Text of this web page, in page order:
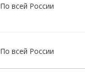
По всей России
По всей России